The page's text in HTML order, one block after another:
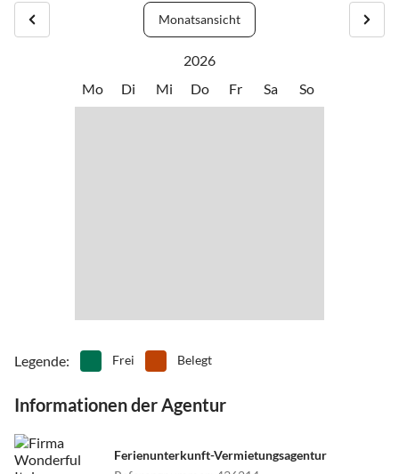
Monatsansicht
2026
Mo
Di Mi Do Fr Sa So
Legende: Frei Belegt
Informationen der Agentur
Ferienunterkunft-Vermietungsagentur